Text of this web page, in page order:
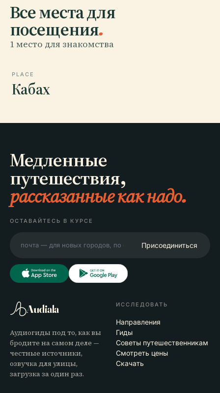
Все места для
посещения.
1 место для знакомства
PLACE
Кабах
Медленные
путешествия,
рассказанные как надо.
ОСТАВАЙТЕСЬ В КУРСЕ
Присоединиться
Audiala
Аудиогиды под то, как вы
бродите на самом деле —
честные источники,
озвучка для улицы,
загрузка за один раз.
ИССЛЕДОВАТЬ
Направления
Гиды
Советы путешественникам
Смотреть цены
Скачать